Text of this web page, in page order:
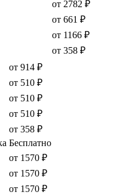
от 2782 ₽
от 661 ₽
от 1166 ₽
от 358 ₽
от 914 ₽
от 510 ₽
от 510 ₽
от 510 ₽
от 358 ₽
Бесплатно
от 1570 ₽
от 1570 ₽
от 1570 ₽